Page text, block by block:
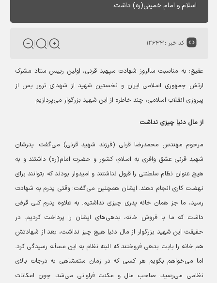
اسلام و امام خمینی(ره) داشت.
کد خبر :۱۳۶۴۴۱
عقیق: به مناسبت سالروز شهادت سپهبد قرنی، اولین رییس ستاد مشرک
ارتش جمهوری اسلامی ایران و نخستین شهید از شهدای ترور پس از
پیروزی انقلاب اسلامی، چند خاطره از این شهید بزرگوار می‌پردازیم
از مال دنیا چیزی نداشت
مرحوم مهندس محمدرضا قرنی (فرزند شهید قرنی) می‌گفت: پدرشان
شهید قرنی عشق وافری به اسلام، کشور و حضرت امام(ره) داشتند و به
هیچ عنوان نظام سلطنتی را قبول نداشتند و امیدوار بودند که بتوانند برای
نهضت کاری انجام دهند. ایشان همچنین می‌گفت: وقتی پدرم به شهادت
رسید، ما جز همان خانه پدری چیزی نداشتیم. به علاوه پدرم کلی قرض
داشت که ما با فروش خانه، بدهی‌های ایشان را پرداخت کردیم. در
حقیقت این شهید بزرگوار از مال دنیا هیچ چیز نداشت، بعد از شهادتش
هم خانه را بابت بدهی فروختند که البته نظام به این مسأله رسیدگی کرد.
اما می‌خواهم بگویم هر کسی که در زمان ستمشاهی به درجات بالای
نظامی می‌رسید، صاحب مال و مکنت فراوانی می‌شد، چون امکانات